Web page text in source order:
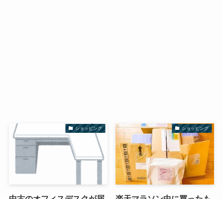
ショッピング ショッピング